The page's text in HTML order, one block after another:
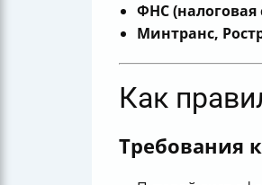
ФНС (налоговая
Минтранс,
Как
Требования